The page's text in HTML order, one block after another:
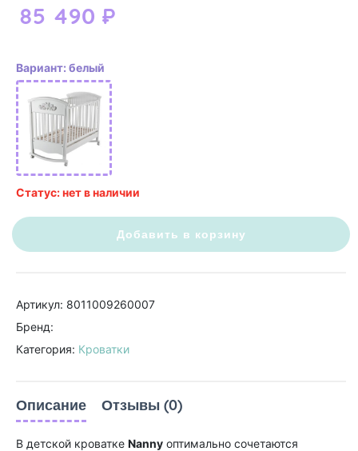
85 490 ₽
Вариант: белый
Статус: нет в наличии
Добавить в корзину
Артикул: 8011009260007
Бренд:
Категория: Кроватки
Описание Отзывы (0)
В детской кроватке Nanny оптимально сочетаются